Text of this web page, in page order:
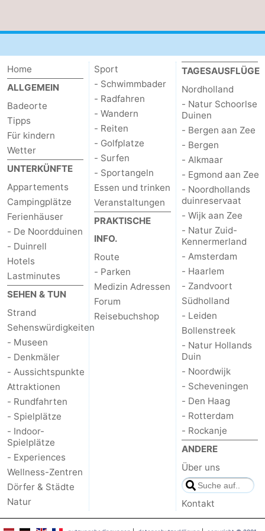
Zee
Zuid-
Amsterdam
-
Zandvoort
Südholland
-
-
Natur
Hollands
Duin
-
Noordwijk
-
Scheveningen
-
Den
Haag
-
Rotterdam
-
Rockanje
Wetter
Kontakt
Home
ALLGEMEIN
Badeorte
Tipps
Für kindern
Wetter
UNTERKÜNFTE
Appartements
Campingplätze
Ferienhäuser
- De Noordduinen
- Duinrell
Hotels
Lastminutes
SEHEN & TUN
Strand
Sehenswürdigkeiten
- Museen
- Denkmäler
- Aussichtspunkte
Attraktionen
- Rundfahrten
- Spielplätze
- Indoor-
Spielplätze
- Experiences
Wellness-Zentren
Dörfer & Städte
Natur
Sport
- Schwimmbader
- Radfahren
- Wandern
- Reiten
- Golfplatze
- Surfen
- Sportangeln
Essen und trinken
Veranstaltungen
PRAKTISCHE
INFO.
Route
- Parken
Medizin Adressen
Forum
Reisebuchshop
TAGESAUSFLÜGE
Nordholland
- Natur Schoorlse
Duinen
- Bergen aan Zee
- Bergen
- Alkmaar
- Egmond aan Zee
- Noordhollands
duinreservaat
- Wijk aan Zee
- Natur Zuid-
Kennermerland
- Amsterdam
- Haarlem
- Zandvoort
Südholland
- Leiden
Bollenstreek
- Natur Hollands
Duin
- Noordwijk
- Scheveningen
- Den Haag
- Rotterdam
- Rockanje
ANDERE
Über uns
Kontakt